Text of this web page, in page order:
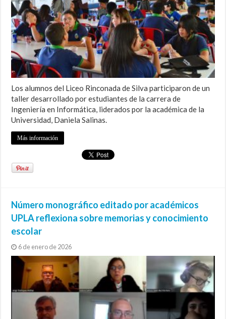
Los alumnos del Liceo Rinconada de Silva participaron de un
taller desarrollado por estudiantes de la carrera de
Ingeniería en Informática, liderados por la académica de la
Universidad, Daniela Salinas.
Más información
Número monográfico editado por académicos
UPLA reflexiona sobre memorias y conocimiento
escolar
6 de enero de 2026